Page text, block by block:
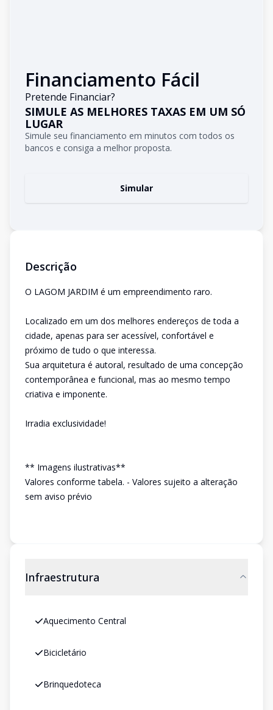
Financiamento Fácil
Pretende Financiar?
SIMULE AS MELHORES TAXAS EM UM SÓ
LUGAR
Simule seu financiamento em minutos com todos os
bancos e consiga a melhor proposta.
Simular
Descrição
O LAGOM JARDIM é um empreendimento raro.
Localizado em um dos melhores endereços de toda a
cidade, apenas para ser acessível, confortável e
próximo de tudo o que interessa.
Sua arquitetura é autoral, resultado de uma concepção
contemporânea e funcional, mas ao mesmo tempo
criativa e imponente.
Irradia exclusividade!
** Imagens ilustrativas**
Valores conforme tabela. - Valores sujeito a alteração
sem aviso prévio
Infraestrutura
Aquecimento Central
Bicicletário
Brinquedoteca